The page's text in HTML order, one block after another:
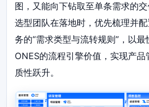
图，又能向下钻取至单条需求的
选型团队在落地时，优先梳理并
务的“需求类型与流转规则”，以最
ONES的流程引擎价值，实现产品
质性跃升。